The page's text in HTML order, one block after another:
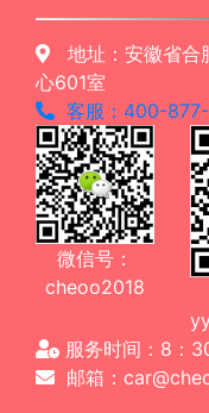
地址：安徽省合
心601室
客服：400-
微信号：
cheoo2018
服务时间：8：
邮箱：